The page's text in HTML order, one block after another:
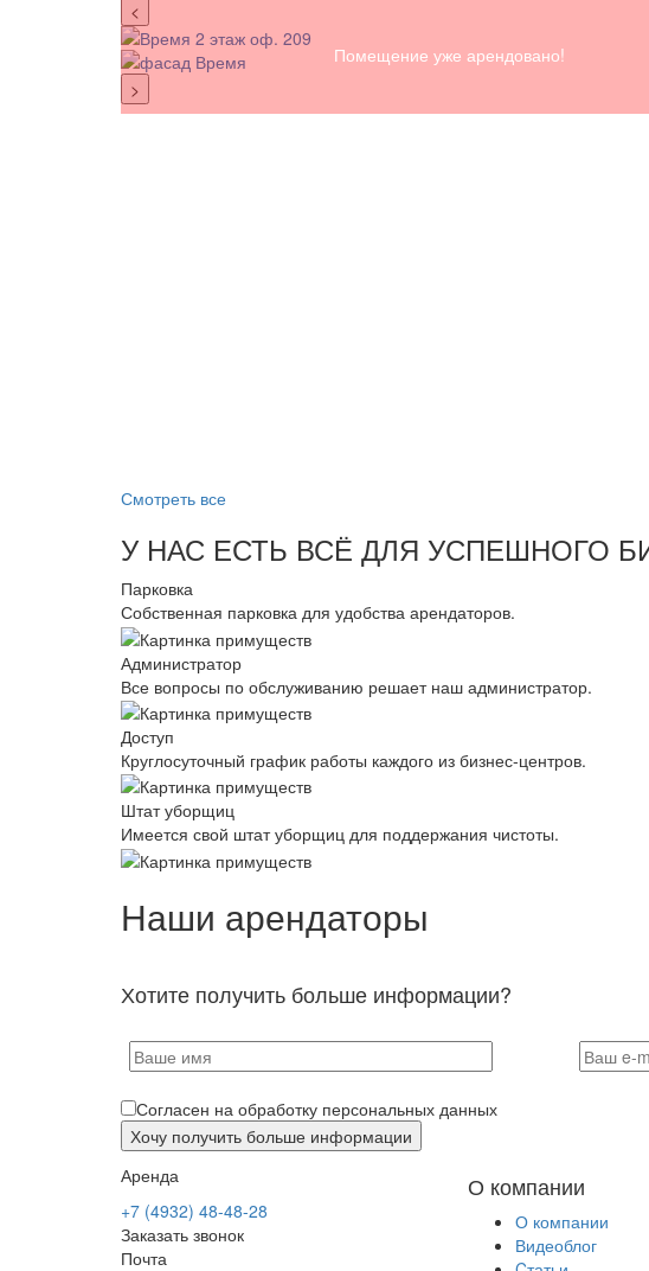
Помещение уже арендовано!
<
>
Смотреть все
У НАС ЕСТЬ ВСЁ ДЛЯ УСПЕШНОГО
Парковка
Собственная парковка для удобства арендаторов.
Администратор
Все вопросы по обслуживанию решает наш администратор.
Доступ
Круглосуточный график работы каждого из бизнес-центров.
Штат уборщиц
Имеется свой штат уборщиц для поддержания чистоты.
Наши арендаторы
Хотите получить больше информации?
Согласен на обработку персональных данных
Аренда
+7 (4932) 48-48-28
Заказать звонок
Почта
О компании
О компании
Видеоблог